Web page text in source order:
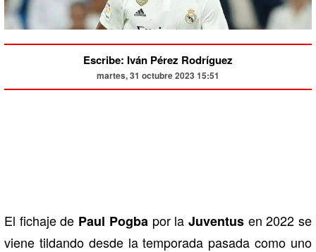
Escribe: Iván Pérez Rodríguez
martes, 31 octubre 2023 15:51
El fichaje de Paul Pogba por la Juventus en 2022 se
viene tildando desde la temporada pasada como uno